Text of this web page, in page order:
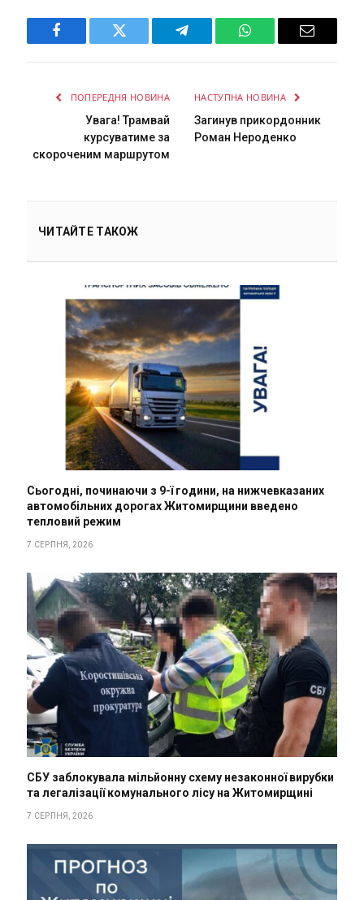
Facebook Twitter Telegram WhatsAppEmail
ПОПЕРЕДНЯ НОВИНА
Увага! Трамвай
курсуватиме за
скороченим маршрутом
НАСТУПНА НОВИНА
Загинув прикордонник
Роман Нероденко
ЧИТАЙТЕ ТАКОЖ
Сьогодні, починаючи з 9-ї години, на нижчевказаних
автомобільних дорогах Житомирщини введено
тепловий режим
7 СЕРПНЯ, 2026
СБУ заблокувала мільйонну схему незаконної вирубки
та легалізації комунального лісу на Житомирщині
7 СЕРПНЯ, 2026